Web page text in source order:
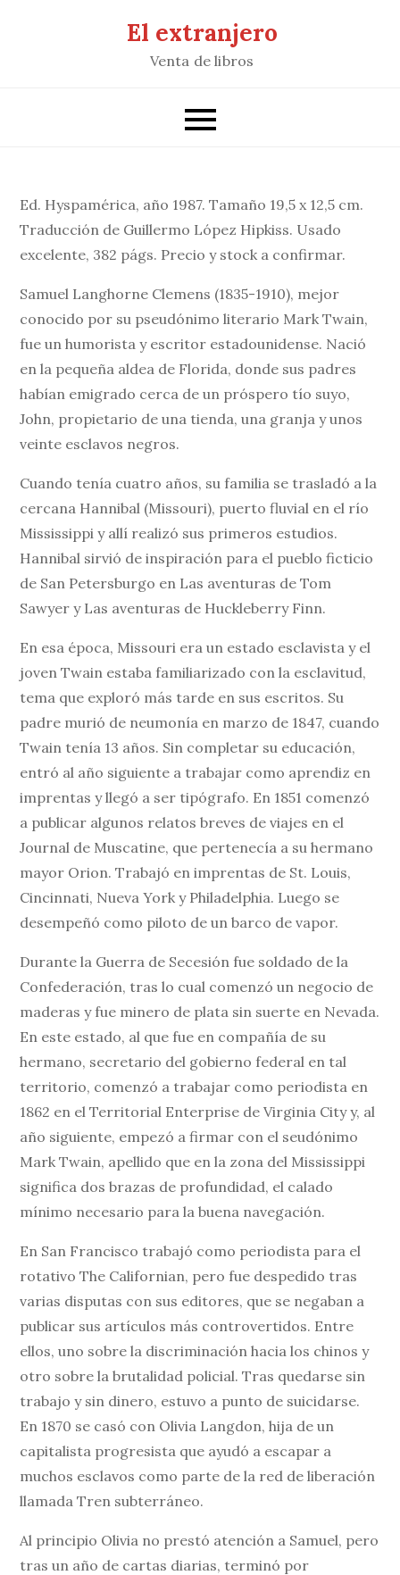
El extranjero
Venta de libros
Ed. Hyspamérica, año 1987. Tamaño 19,5 x 12,5 cm.
Traducción de Guillermo López Hipkiss. Usado
excelente, 382 págs. Precio y stock a confirmar.
Samuel Langhorne Clemens (1835-1910), mejor
conocido por su pseudónimo literario Mark Twain,
fue un humorista y escritor estadounidense. Nació
en la pequeña aldea de Florida, donde sus padres
habían emigrado cerca de un próspero tío suyo,
John, propietario de una tienda, una granja y unos
veinte esclavos negros.
Cuando tenía cuatro años, su familia se trasladó a la
cercana Hannibal (Missouri), puerto fluvial en el río
Mississippi y allí realizó sus primeros estudios.
Hannibal sirvió de inspiración para el pueblo ficticio
de San Petersburgo en Las aventuras de Tom
Sawyer y Las aventuras de Huckleberry Finn.
En esa época, Missouri era un estado esclavista y el
joven Twain estaba familiarizado con la esclavitud,
tema que exploró más tarde en sus escritos. Su
padre murió de neumonía en marzo de 1847, cuando
Twain tenía 13 años. Sin completar su educación,
entró al año siguiente a trabajar como aprendiz en
imprentas y llegó a ser tipógrafo. En 1851 comenzó
a publicar algunos relatos breves de viajes en el
Journal de Muscatine, que pertenecía a su hermano
mayor Orion. Trabajó en imprentas de St. Louis,
Cincinnati, Nueva York y Philadelphia. Luego se
desempeñó como piloto de un barco de vapor.
Durante la Guerra de Secesión fue soldado de la
Confederación, tras lo cual comenzó un negocio de
maderas y fue minero de plata sin suerte en Nevada.
En este estado, al que fue en compañía de su
hermano, secretario del gobierno federal en tal
territorio, comenzó a trabajar como periodista en
1862 en el Territorial Enterprise de Virginia City y, al
año siguiente, empezó a firmar con el seudónimo
Mark Twain, apellido que en la zona del Mississippi
significa dos brazas de profundidad, el calado
mínimo necesario para la buena navegación.
En San Francisco trabajó como periodista para el
rotativo The Californian, pero fue despedido tras
varias disputas con sus editores, que se negaban a
publicar sus artículos más controvertidos. Entre
ellos, uno sobre la discriminación hacia los chinos y
otro sobre la brutalidad policial. Tras quedarse sin
trabajo y sin dinero, estuvo a punto de suicidarse.
En 1870 se casó con Olivia Langdon, hija de un
capitalista progresista que ayudó a escapar a
muchos esclavos como parte de la red de liberación
llamada Tren subterráneo.
Al principio Olivia no prestó atención a Samuel, pero
tras un año de cartas diarias, terminó por